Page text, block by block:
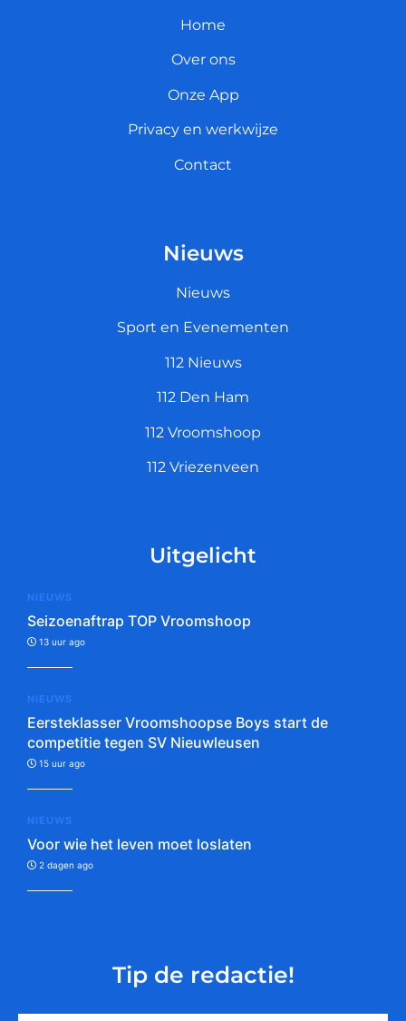
Home
Over ons
Onze App
Privacy en werkwijze
Contact
Nieuws
Nieuws
Sport en Evenementen
112 Nieuws
112 Den Ham
112 Vroomshoop
112 Vriezenveen
Uitgelicht
NIEUWS
Seizoenaftrap TOP Vroomshoop
13 uur ago
NIEUWS
Eersteklasser Vroomshoopse Boys start de
competitie tegen SV Nieuwleusen
15 uur ago
NIEUWS
Voor wie het leven moet loslaten
2 dagen ago
Tip de redactie!